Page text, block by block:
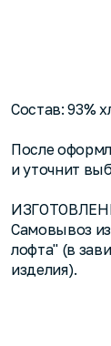
Состав: 93%
После
и уточнит
Самовывоз
лофта" (в
изделия).